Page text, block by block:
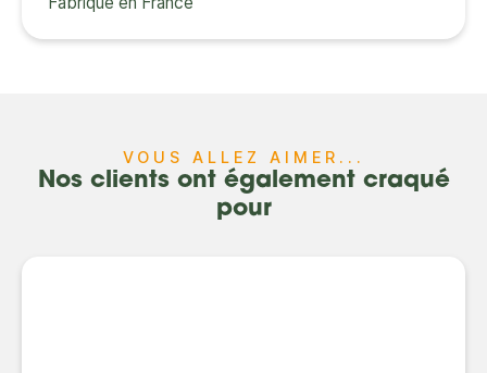
VOUS ALLEZ AIMER...
Nos clients ont également craqué
pour